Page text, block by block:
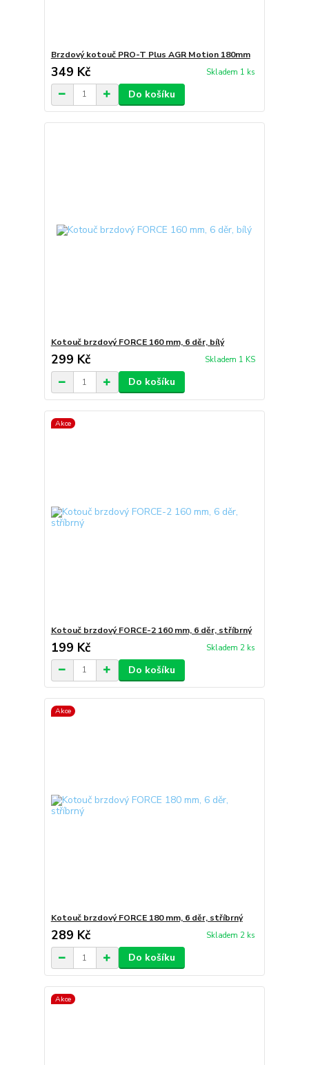
Brzdový kotouč PRO-T Plus AGR Motion 180mm
349 Kč Skladem 1 ks
Do košíku
Kotouč brzdový FORCE 160 mm, 6 děr, bílý
299 Kč Skladem 1 KS
Do košíku
Akce
Kotouč brzdový FORCE-2 160 mm, 6 děr, stříbrný
199 Kč Skladem 2 ks
Do košíku
Akce
Kotouč brzdový FORCE 180 mm, 6 děr, stříbrný
289 Kč Skladem 2 ks
Do košíku
Akce